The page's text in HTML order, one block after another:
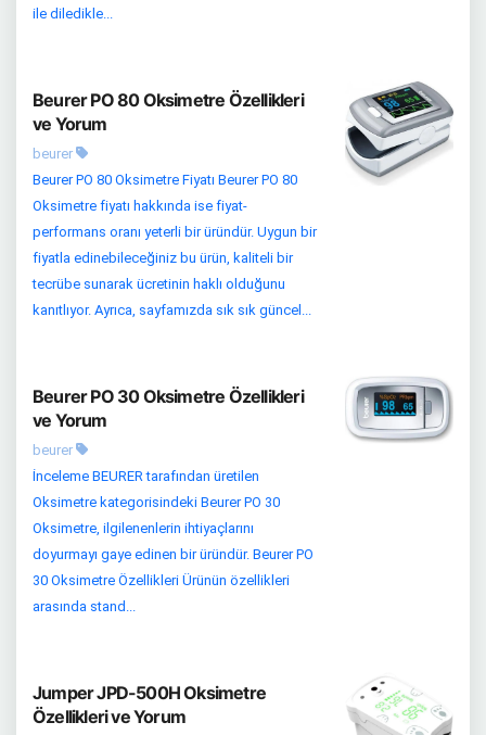
ile diledikle...
Beurer PO 80 Oksimetre Özellikleri
ve Yorum
beurer
Beurer PO 80 Oksimetre Fiyatı Beurer PO 80
Oksimetre fiyatı hakkında ise fiyat-
performans oranı yeterli bir üründür. Uygun bir
fiyatla edinebileceğiniz bu ürün, kaliteli bir
tecrübe sunarak ücretinin haklı olduğunu
kanıtlıyor. Ayrıca, sayfamızda sık sık güncel...
Beurer PO 30 Oksimetre Özellikleri
ve Yorum
beurer
İnceleme BEURER tarafından üretilen
Oksimetre kategorisindeki Beurer PO 30
Oksimetre, ilgilenenlerin ihtiyaçlarını
doyurmayı gaye edinen bir üründür. Beurer PO
30 Oksimetre Özellikleri Ürünün özellikleri
arasında stand...
Jumper JPD-500H Oksimetre
Özellikleri ve Yorum